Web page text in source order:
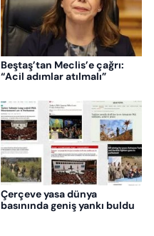
Beştaş’tan Meclis’e çağrı:
“Acil adımlar atılmalı”
Çerçeve yasa dünya
basınında geniş yankı buldu